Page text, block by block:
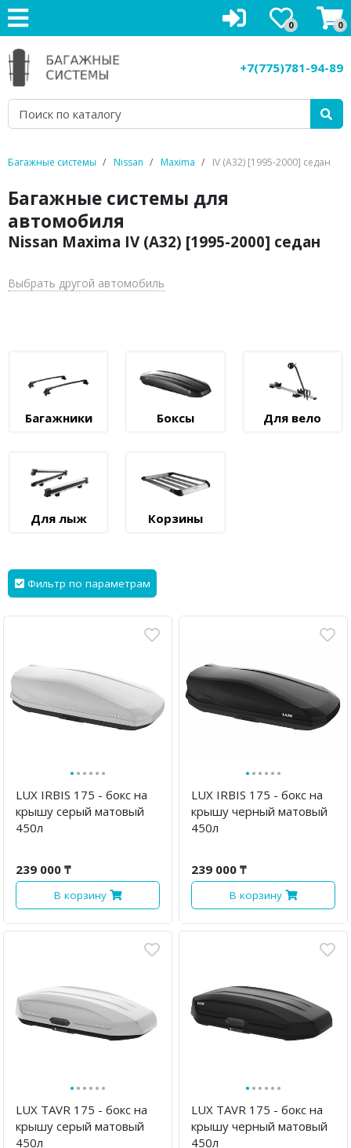
0 0
+7(775)781-94-89
Багажные системы Nissan Maxima IV (A32) [1995-2000] седан
Багажные системы для
автомобиля
Nissan Maxima IV (A32) [1995-2000] седан
Выбрать другой автомобиль
Багажники Боксы Для вело
Для лыж Корзины
Фильтр по параметрам
······
LUX IRBIS 175 - бокс на
крышу серый матовый
450л
239 000 ₸
В корзину
······
LUX IRBIS 175 - бокс на
крышу черный матовый
450л
239 000 ₸
В корзину
······
LUX TAVR 175 - бокс на
крышу серый матовый
450л
······
LUX TAVR 175 - бокс на
крышу черный матовый
450л
Багажники на крышу
Рейлинги на крышу
Боксы на крышу
Велокрепления
Крепления для лыж
Грузовые корзины
Услуги